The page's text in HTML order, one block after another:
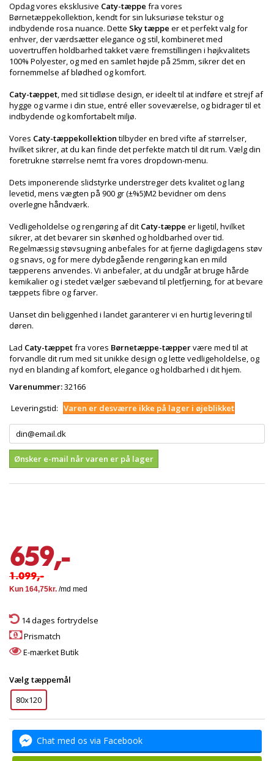
Opdag vores eksklusive Caty-tæppe fra vores
Børnetæppekollektion, kendt for sin luksuriøse tekstur og
indbydende rosa nuance. Dette Sky tæppe er et perfekt valg for
enhver, der værdsætter elegance og stil, kombineret med
uovertruffen holdbarhed takket være fremstillingen i højkvalitets
100% Polyester, og med en samlet højde på 25mm, sikrer det en
fornemmelse af blødhed og komfort.
Caty-tæppet, med sit tidløse design, er ideelt til at indføre et strejf af
hygge og varme i din stue, entré eller soveværelse, og bidrager til et
indbydende og komfortabelt miljø.
Vores Caty-tæppekollektion tilbyder en bred vifte af størrelser,
hvilket sikrer, at du kan finde det perfekte match til dit rum. Vælg din
foretrukne størrelse nemt fra vores dropdown-menu.
Dets imponerende slidstyrke understreger dets kvalitet og lang
levetid, mens vægten på 900 gr (±%5)M2 bevidner om dens
overlegne håndværk.
Vedligeholdelse og rengøring af dit Caty-tæppe er ligetil, hvilket
sikrer, at det bevarer sin skønhed og holdbarhed over tid.
Regelmæssig støvsugning anbefales for at fjerne dagligdagens støv
og snavs, og for mere dybdegående rengøring kan en mild
tæpperens anvendes. Vi anbefaler, at du undgår at bruge hårde
kemikalier og i stedet vælger sæbevand til pletfjerning, for at bevare
tæppets fibre og farver.
Uanset din beliggenhed i landet garanterer vi en hurtig levering til
døren.
Lad Caty-tæppetfra vores Børnetæppe-tæppervære med til at
forvandle dit rum med sit unikke design og lette vedligeholdelse, og
nyd en blanding af komfort, elegance og holdbarhed i dit hjem.
Varenummer:32166
Leveringstid: Varen er desværre ikke på lager i øjeblikket
Ønsker e-mail når varen er på lager
659,-
1.099,-
14 dages fortrydelse
Prismatch
E-mærket Butik
Vælg tæppemål
80x120
Chat med os via Facebook